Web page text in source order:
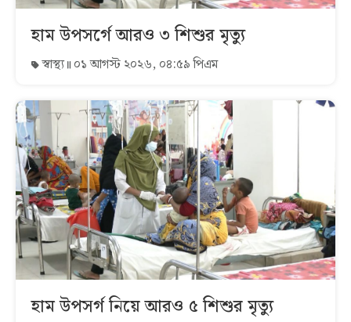
হাম উপসর্গে আরও ৩ শিশুর মৃত্যু
স্বাস্থ্য ০১ আগস্ট ২০২৬, ০৪:৫৯ পিএম
হাম উপসর্গ নিয়ে আরও ৫ শিশুর মৃত্যু